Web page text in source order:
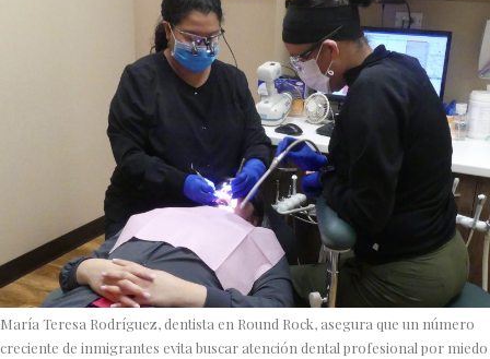
María Teresa Rodríguez, dentista en Round Rock, asegura que un número
creciente de inmigrantes evita buscar atención dental profesional por miedo